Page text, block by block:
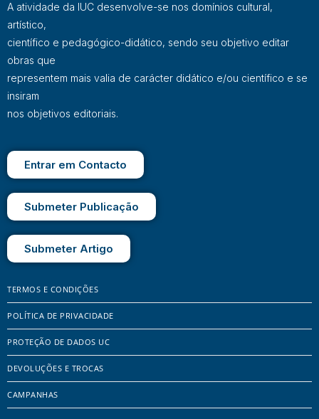
A atividade da IUC desenvolve-se nos domínios cultural,
artístico,
científico e pedagógico-didático, sendo seu objetivo editar
obras que
representem mais valia de carácter didático e/ou científico e se
insiram
nos objetivos editoriais.
Entrar em Contacto
Submeter Publicação
Submeter Artigo
TERMOS E CONDIÇÕES
POLÍTICA DE PRIVACIDADE
PROTEÇÃO DE DADOS UC
DEVOLUÇÕES E TROCAS
CAMPANHAS